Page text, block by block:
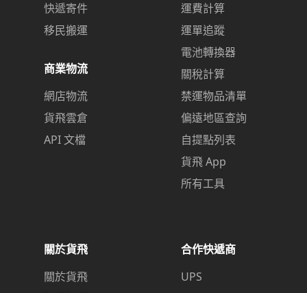
快遞寄件
移民搬運
商業物流
網店物流
貨飛雲倉
API 文檔
運費計算
運單追蹤
電池轉換器
關稅計算
禁運物品清單
偏遠地區查詢
自提點列表
貨飛 App
所有工具
關於貨飛
關於貨飛
合作快遞商
UPS